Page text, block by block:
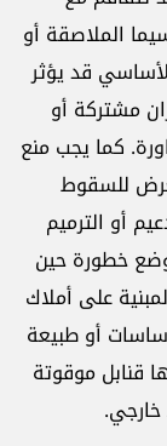
الملاصقة أو
قد يؤثر
مشتركة أو
كما يجب منع
للسقوط
أو الترميم
خطورة حين
على أملاك
أو طبيعة
قنابل موقوتة